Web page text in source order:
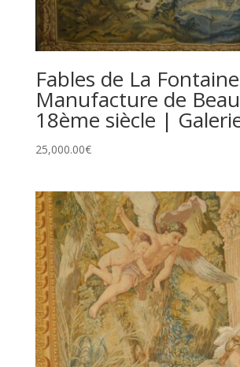
Fables de La
Manufacture de
18ème siècle |
25,000.00€